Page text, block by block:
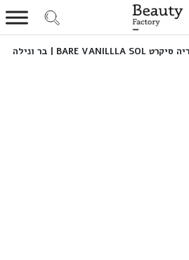
ויקטוריה סיקרט BARE VANILLLA SOL | בר ונילה